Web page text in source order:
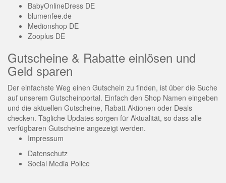
BabyOnlineDress DE
blumenfee.de
Medionshop DE
Zooplus DE
Gutscheine & Rabatte einlösen und
Geld sparen
Der einfachste Weg einen Gutschein zu finden, ist über die Suche
auf unserem Gutscheinportal. Einfach den Shop Namen eingeben
und die aktuellen Gutscheine, Rabatt Aktionen oder Deals
checken. Tägliche Updates sorgen für Aktualität, so dass alle
verfügbaren Gutscheine angezeigt werden.
Impressum
Datenschutz
Social Media Police